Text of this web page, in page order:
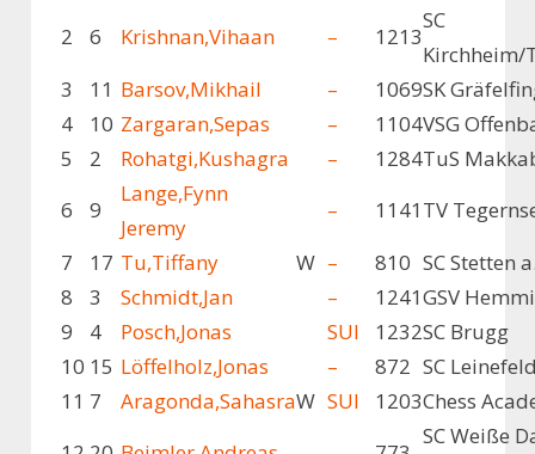
2
6 Krishnan,Vihaan – 1213
SC
Kirchheim/
3
11 Barsov,Mikhail – 1069SK
4
10 Zargaran,Sepas – 1104VSG
5
2 Rohatgi,Kushagra – 1284TuS
6
9
Lange,Fynn
Jeremy
– 1141TV
7
17 Tu,Tiffany W – 810 SC Stetten
8
3 Schmidt,Jan – 1241GSV
9
4 Posch,Jonas SUI 1232SC Brugg
10 15 Löffelholz,Jonas – 872 SC
11 7 Aragonda,SahasraW SUI 1203Chess
SC Weiße